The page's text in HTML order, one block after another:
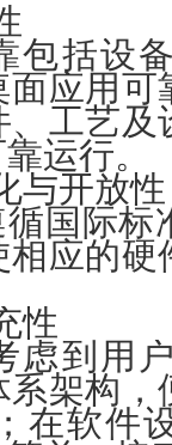
包括设
应用
工艺
运行。
与开放性
国际标
应的
性
虑到用
架构
在软件